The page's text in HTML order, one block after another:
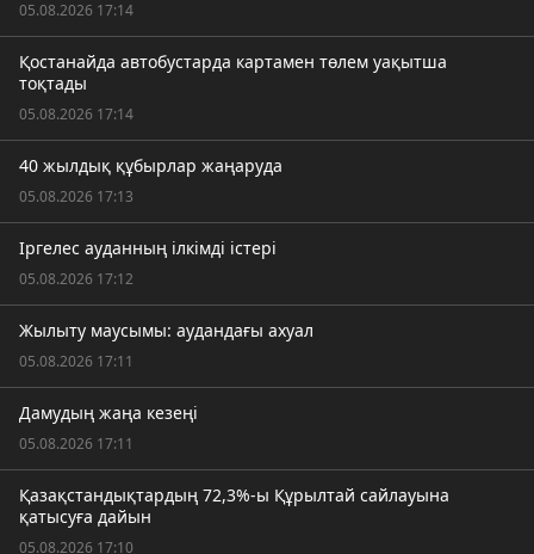
05.08.2026 17:14
Қостанайда автобустарда картамен төлем уақытша
тоқтады
05.08.2026 17:14
40 жылдық құбырлар жаңаруда
05.08.2026 17:13
Іргелес ауданның ілкімді істері
05.08.2026 17:12
Жылыту маусымы: аудандағы ахуал
05.08.2026 17:11
Дамудың жаңа кезеңі
05.08.2026 17:11
Қазақстандықтардың 72,3%-ы Құрылтай сайлауына
қатысуға дайын
05.08.2026 17:10